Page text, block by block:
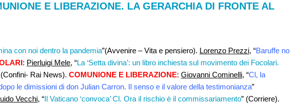
E LIBERAZIONE. LA GERARCHIA DI FRONTE AL
con noi dentro la pandemia”(Avvenire – Vita e pensiero). Lorenzo Prezzi, “Baruffe no
: Pierluigi Mele, “La ‘Setta divina’: un libro inchiesta sul movimento dei Focolari.
(Confini- Rai News). COMUNIONE E LIBERAZIONE: Giovanni Cominelli, “Cl, la
le dimissioni di don Julian Carron. Il senso e il valore della testimonianza”
Vecchi, “Il Vaticano ‘convoca’ Cl. Ora il rischio è il commissariamento” (Corriere).